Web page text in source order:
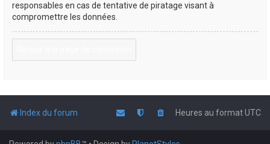
responsables en cas de tentative de piratage visant à
compromettre les données.
Index du forum Heures au formatUTC